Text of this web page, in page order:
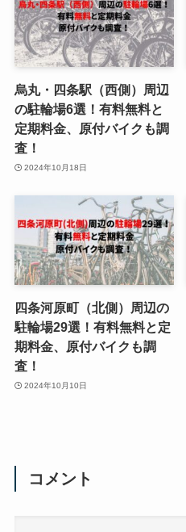
烏丸・四条駅（西側）周辺
の駐輪場6選！有料無料と
定期料金、原付バイクも調
査！
2024年10月18日
四条河原町（北側）周辺の
駐輪場29選！有料無料と定
期料金、原付バイクも調
査！
2024年10月10日
コメント